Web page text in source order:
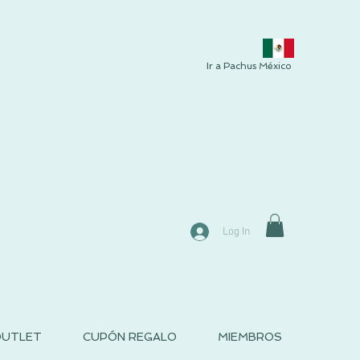
Ir a Pachus México
Log In
CUPÓN REGALO MIEMBROS